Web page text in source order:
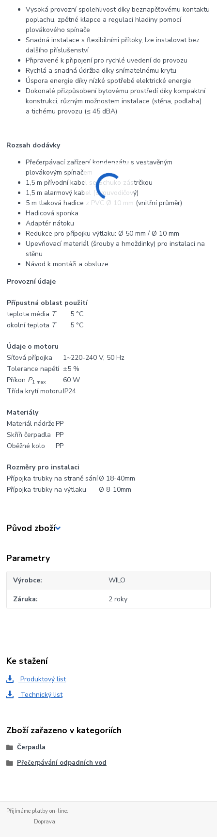
Vysoká provozní spolehlivost díky beznapěťovému kontaktu
poplachu, zpětné klapce a regulaci hladiny pomocí
plovákového spínače
Snadná instalace s flexibilními přítoky, lze instalovat bez
dalšího příslušenství
Připravené k připojení pro rychlé uvedení do provozu
Rychlá a snadná údržba díky snímatelnému krytu
Úspora energie díky nízké spotřebě elektrické energie
Dokonalé přizpůsobení bytovému prostředí díky kompaktní
konstrukci, různým možnostem instalace (stěna, podlaha)
a tichému provozu (≤ 45 dBA)
Rozsah dodávky
Přečerpávací zařízení kondenzátu s vestavěným
plovákovým spínačem
1,5 m přívodní kabel se Schuko zástrčkou
1,5 m alarmový kabel (dvouvodičový)
5 m tlaková hadice z PVC Ø 10 mm (vnitřní průměr)
Hadicová sponka
Adaptér nátoku
Redukce pro přípojku výtlaku: Ø 50 mm / Ø 10 mm
Upevňovací materiál (šrouby a hmoždinky) pro instalaci na
stěnu
Návod k montáži a obsluze
Provozní údaje
Přípustná oblast použití
teplota média T
5 °C
okolní teplota T 5 °C
Údaje o motoru
Síťová přípojka
1~220-240 V, 50 Hz
Tolerance napětí ±5 %
Příkon P1 max
60 W
Třída krytí motoruIP24
Materiály
Materiál nádržePP
Skříň čerpadla PP
Oběžné kolo
PP
Rozměry pro instalaci
Přípojka trubky na straně sáníØ 18-40mm
Přípojka trubky na výtlaku
Ø 8-10mm
Původ zboží
Parametry
Výrobce WILO
Záruka 2 roky
Ke stažení
Produktový list
Technický list
Zboží zařazeno v kategoriích
Čerpadla
Přečerpávání odpadních vod
Přijímáme platby on-line:
Doprava: